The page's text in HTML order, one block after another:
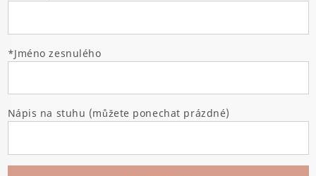
*Jméno zesnulého
Nápis na stuhu (můžete ponechat prázdné)